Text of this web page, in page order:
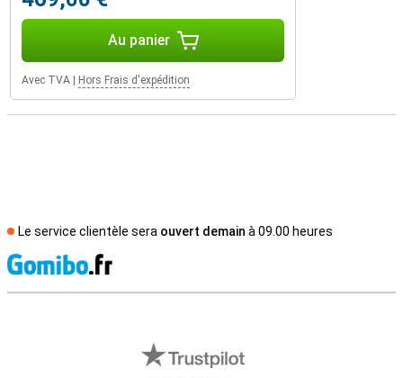
Au panier
Avec TVA Hors Frais d'expédition
Le service clientèle sera ouvert demain à 09.00 heures